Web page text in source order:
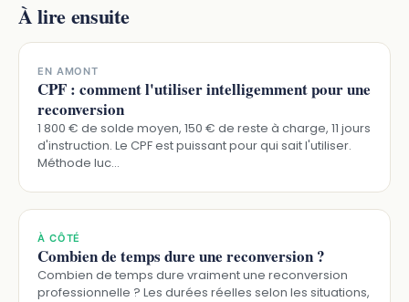
À lire ensuite
EN AMONT
CPF : comment l'utiliser intelligemment pour une
reconversion
1 800 € de solde moyen, 150 € de reste à charge, 11 jours
d'instruction. Le CPF est puissant pour qui sait l'utiliser.
Méthode luc…
À CÔTÉ
Combien de temps dure une reconversion ?
Combien de temps dure vraiment une reconversion
professionnelle ? Les durées réelles selon les situations,